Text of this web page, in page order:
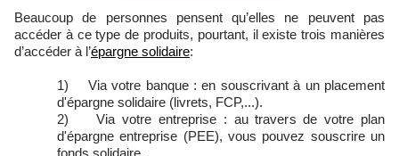
Beaucoup de personnes pensent qu’elles ne peuvent pas
accéder à ce type de produits, pourtant, il existe trois manières
d’accéder à l’épargne solidaire:
1) Via votre banque : en souscrivant à un placement
d'épargne solidaire (livrets, FCP,...).
2) Via votre entreprise : au travers de votre plan
d'épargne entreprise (PEE), vous pouvez souscrire un
fonds solidaire.